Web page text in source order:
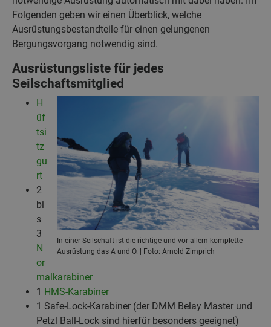
Folgenden geben wir einen Überblick, welche
Ausrüstungsbestandteile für einen gelungenen
Bergungsvorgang notwendig sind.
Ausrüstungsliste für jedes
Seilschaftsmitglied
In einer Seilschaft ist die richtige und vor allem komplette
Ausrüstung das A und O. | Foto: Arnold Zimprich
H
üf
tsi
tz
gu
rt
2
bi
s
3
N
or
malkarabiner
1 HMS-Karabiner
1 Safe-Lock-Karabiner (der DMM Belay Master und
Petzl Ball-Lock sind hierfür besonders geeignet)